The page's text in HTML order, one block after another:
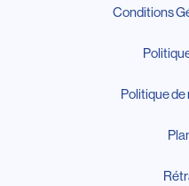
Conditions
Politique